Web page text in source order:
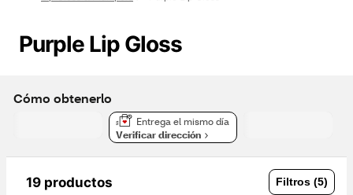
Purple Lip Gloss
Cómo obtenerlo
Entrega el mismo día
Verificar dirección
19 productos Filtros (5)